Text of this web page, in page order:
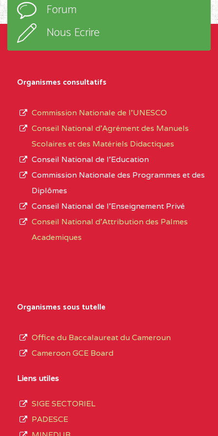
D'ENSEIGNEMENT
PROFESSIONNEL
(CEGEP) STE FOI BP
:4740 YAOUNDE
CENTRE
COLLEGE PANAFRICAIN
DE L'EXCELLENCE BP
CENTRE
COLLEGE PRIVE
CENTRE
COLLEGE PRIVE LAIC
SAINT MICHEL
CENTRE
d’enseignement,
type
L’offre
d’éducation
de
du
de
septembre
Forum
Nous Ecrire
Organismes consultatifs
Commission Nationale de l’UNESCO
Conseil National d’Agrément des Manuels
Scolaires et des Matériels Didactiques
Conseil National de l’Education
Commission Nationale des Programmes et des
Diplômes
Conseil National de l’Enseignement Privé
Conseil National d'Attribution des Palmes
Academiques
Organismes sous tutelle
Office du Baccalaureat du Cameroun
Cameroon GCE Board
Liens utiles
SIGE SECTORIEL
PADESCE